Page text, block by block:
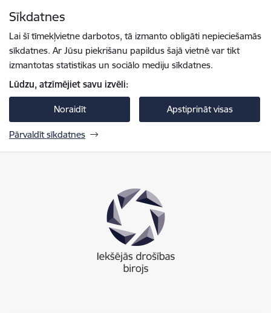
Sīkdatnes
Lai šī tīmekļvietne darbotos, tā izmanto obligāti nepieciešamās
sīkdatnes. Ar Jūsu piekrišanu papildus šajā vietnē var tikt
izmantotas statistikas un sociālo mediju sīkdatnes.
Lūdzu, atzīmējiet savu izvēli:
Noraidīt Apstiprināt visas
Pārvaldīt sīkdatnes